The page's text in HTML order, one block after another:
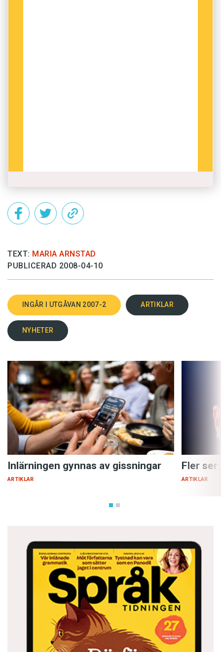
TEXT: MARIA ARNSTAD
PUBLICERAD 2008-04-10
INGÅR I UTGÅVAN 2007-2 ARTIKLAR
NYHETER
Inlärningen gynnas av gissningar
ARTIKLAR
Fler
ARTIKLAR